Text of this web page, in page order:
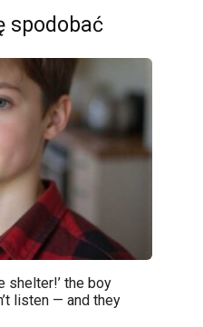
spodobać
shelter!’ the boy
listen — and they